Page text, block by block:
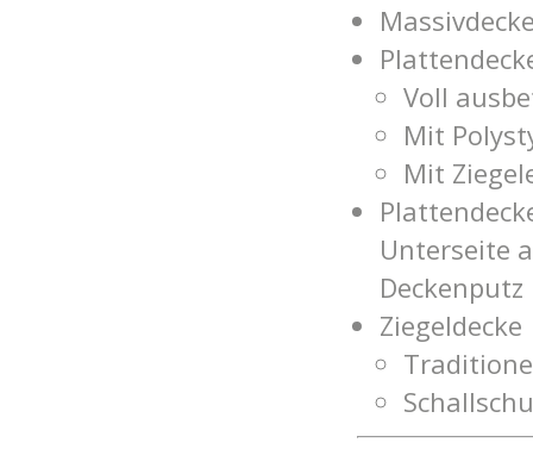
Pl
Voll
Mit
Mit
Pl
Unterseite
Deckenputz
Ziegeldecke